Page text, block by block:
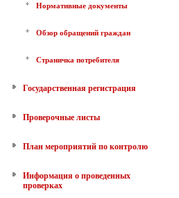
Нормативные документы
Обзор обращений граждан
Страничка потребителя
Государственная регистрация
Проверочные листы
План мероприятий по контролю
Информация о проведенных
проверках